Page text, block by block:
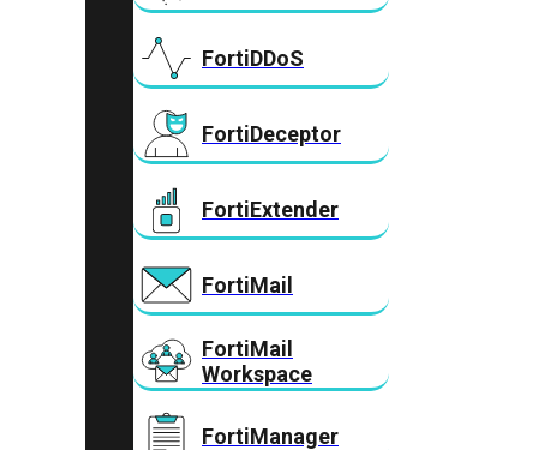
FortiDDoS
FortiDeceptor
FortiExtender
FortiMail
FortiMail
Workspace
FortiManager